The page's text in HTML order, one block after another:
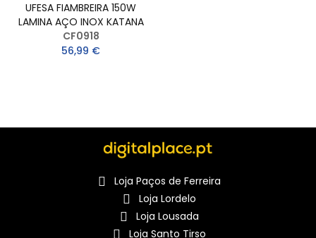
UFESA FIAMBREIRA 150W
LAMINA AÇO INOX KATANA
CF0918
56,99 €
Loja Paços de Ferreira
Loja Lordelo
Loja Lousada
Loja Santo Tirso